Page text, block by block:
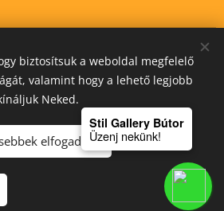
STIL GALLERY KFT
biztosítsuk a weboldal megfelelő
valamint hogy a lehető legjobb
Neked.
elfogadása
Stil Gallery Bútor
Üzenj nekünk!